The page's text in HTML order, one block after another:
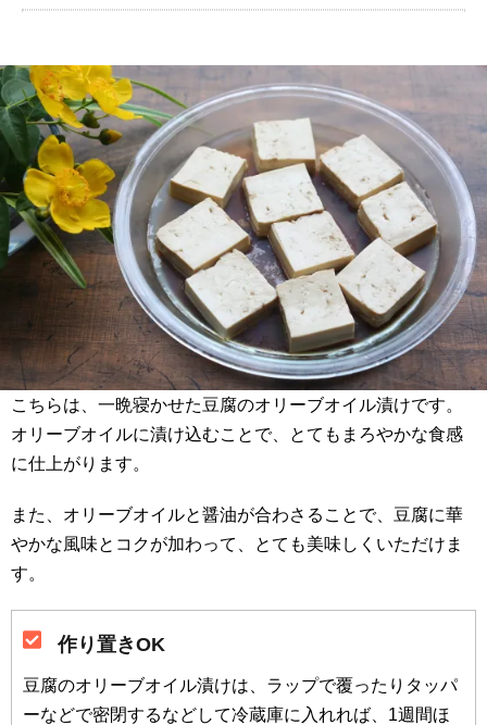
こちらは、一晩寝かせた豆腐のオリーブオイル漬けです。
オリーブオイルに漬け込むことで、とてもまろやかな食感
に仕上がります。
また、オリーブオイルと醤油が合わさることで、豆腐に華
やかな風味とコクが加わって、とても美味しくいただけま
す。
作り置きOK
豆腐のオリーブオイル漬けは、ラップで覆ったりタッパ
ーなどで密閉するなどして冷蔵庫に入れれば、1週間ほ